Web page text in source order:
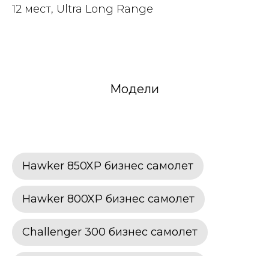
12 мест, Ultra Long Range
Модели
Hawker 850XP бизнес самолет
Hawker 800XP бизнес самолет
Challenger 300 бизнес самолет